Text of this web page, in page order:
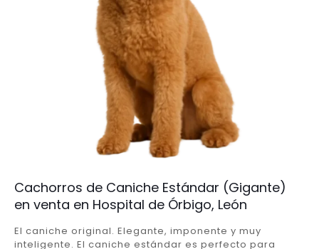
Cachorros de Caniche Estándar (Gigante)
en venta en Hospital de Órbigo, León
El caniche original. Elegante, imponente y muy
inteligente. El caniche estándar es perfecto para